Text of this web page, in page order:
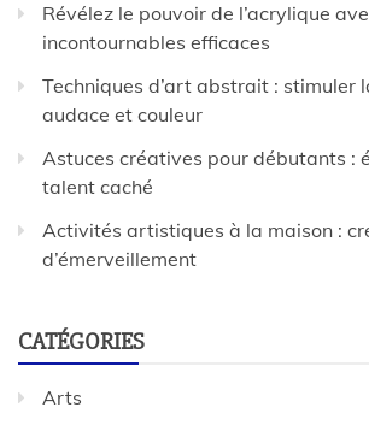
Révélez le pouvoir de l’acrylique
incontournables efficaces
Techniques d’art abstrait : stimuler
audace et couleur
Astuces créatives pour débutants :
talent caché
Activités artistiques à la maison :
d’émerveillement
CATÉGORIES
Arts